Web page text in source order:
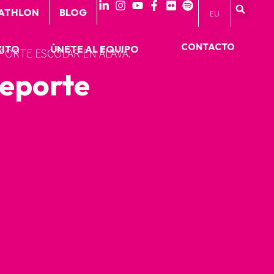
BLOG EU
ÚNETE AL EQUIPO CONTACTO
ESCOLAR EN ÁLAVA.